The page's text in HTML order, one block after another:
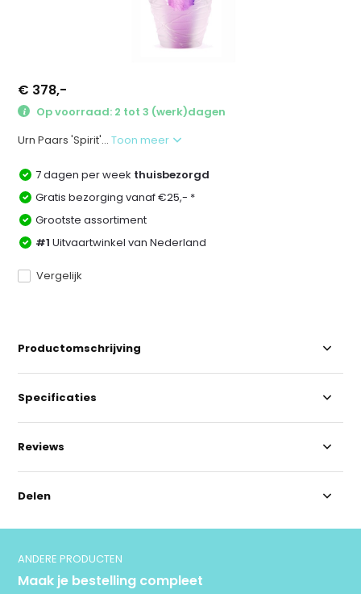
€ 378,-
Op voorraad: 2 tot 3 (werk)dagen
Urn Paars 'Spirit'...Toon meer
7 dagen per week thuisbezorgd
Gratis bezorging vanaf €25,- *
Grootste assortiment
#1 Uitvaartwinkel van Nederland
Vergelijk
Productomschrijving
Specificaties
Reviews
Delen
ANDERE PRODUCTEN
Maak je bestelling compleet